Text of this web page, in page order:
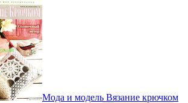
Мода и модель Вязание крючком